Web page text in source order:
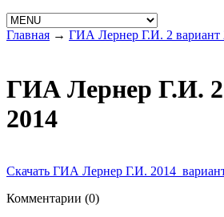
Главная → ГИА Лернер Г.И. 2 вариант
ГИА Лернер Г.И. 2
2014
Скачать ГИА Лернер Г.И. 2014
Комментарии (0)